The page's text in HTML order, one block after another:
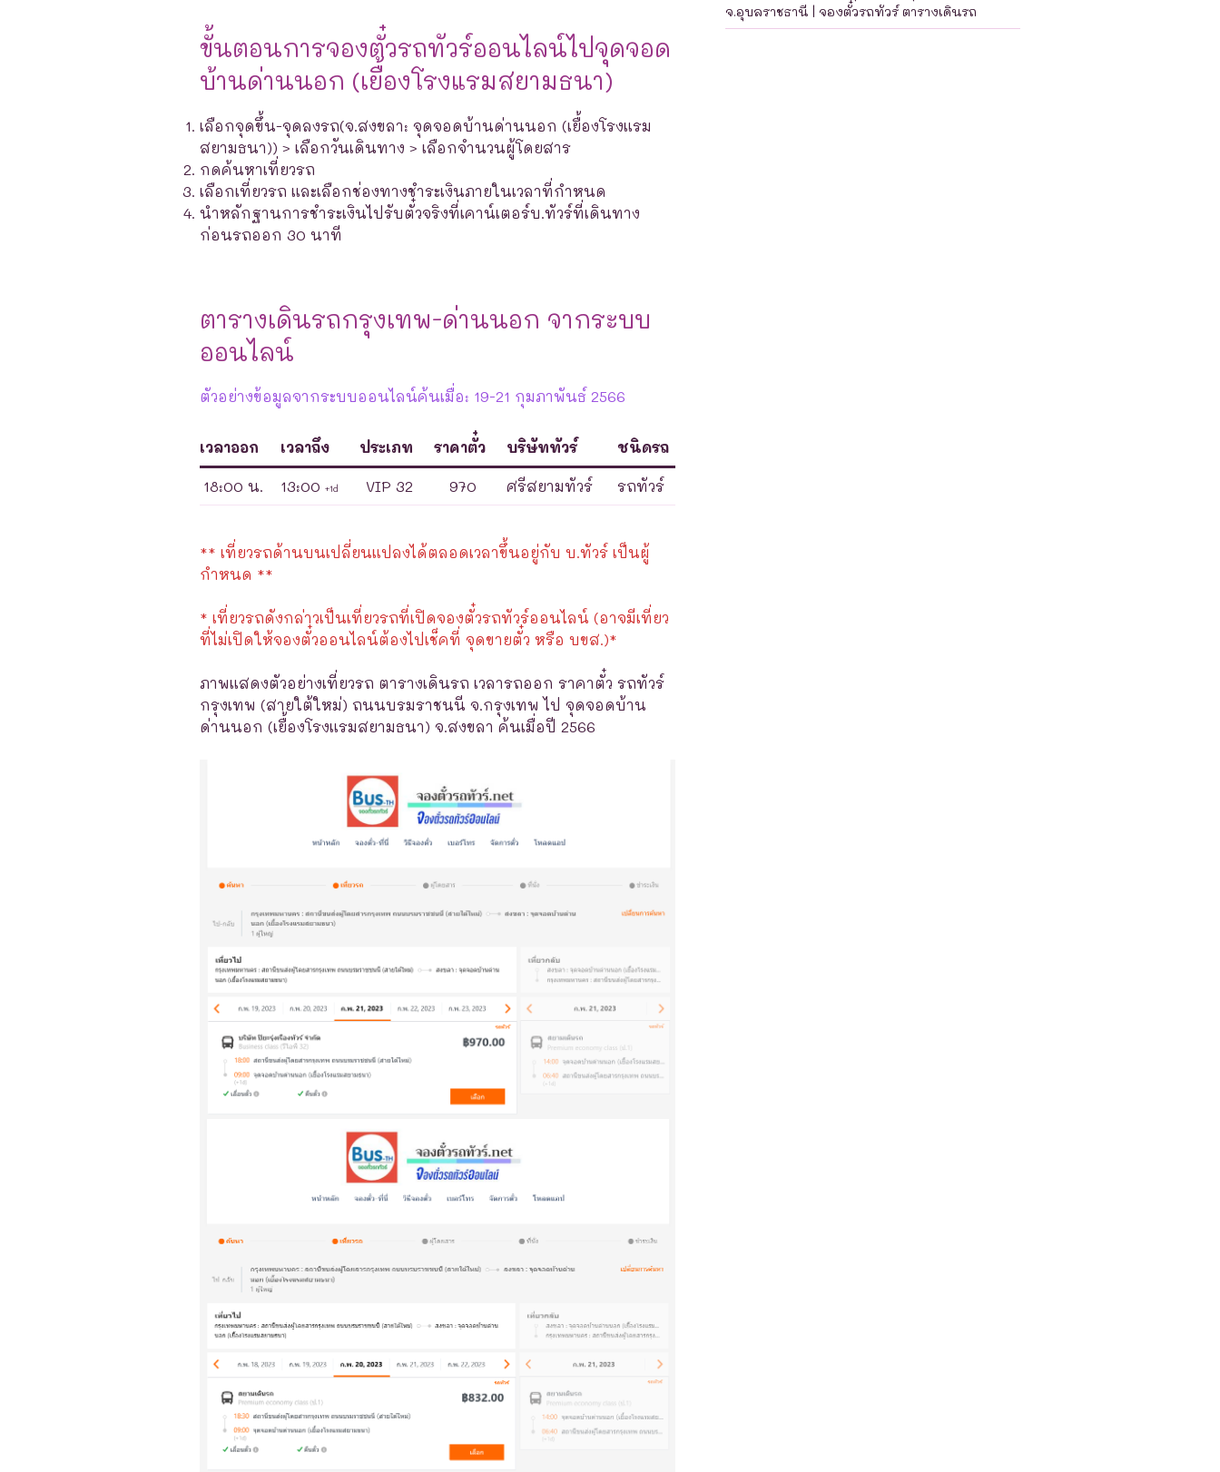
ขั้นตอนการจองตั๋วรถทัวร์ออนไลน์ไปจุดจอด
บ้านด่านนอก (เยื้องโรงแรมสยามธนา)
เลือกจุดขึ้น-จุดลงรถ(จ.สงขลา: จุดจอดบ้านด่านนอก (เยื้องโรงแรม
สยามธนา)) > เลือกวันเดินทาง > เลือกจำนวนผู้โดยสาร
กดค้นหาเที่ยวรถ
เลือกเที่ยวรถ และเลือกช่องทางชำระเงินภายในเวลาที่กำหนด
นำหลักฐานการชำระเงินไปรับตั๋วจริงที่เคาน์เตอร์บ.ทัวร์ที่เดินทาง
ก่อนรถออก 30 นาที
ตารางเดินรถกรุงเทพ-ด่านนอก จากระบบ
ออนไลน์
ตัวอย่างข้อมูลจากระบบออนไลน์ค้นเมื่อ: 19-21 กุมภาพันธ์ 2566
เวลาออก เวลาถึง ประเภท ราคาตั๋ว บริษัททัวร์ ชนิดรถ
18:00 น. 13:00 +1d VIP 32 970 ศรีสยามทัวร์ รถทัวร์
** เที่ยวรถด้านบนเปลี่ยนแปลงได้ตลอดเวลาขึ้นอยู่กับ บ.ทัวร์ เป็นผู้
กำหนด **
* เที่ยวรถดังกล่าวเป็นเที่ยวรถที่เปิดจองตั๋วรถทัวร์ออนไลน์ (อาจมีเที่ยว
ที่ไม่เปิดให้จองตั๋วออนไลน์ต้องไปเช็คที่ จุดขายตั๋ว หรือ บขส.)*
ภาพแสดงตัวอย่างเที่ยวรถ ตารางเดินรถ เวลารถออก ราคาตั๋ว รถทัวร์
กรุงเทพ (สายใต้ใหม่) ถนนบรมราชนนี จ.กรุงเทพ ไป จุดจอดบ้าน
ด่านนอก (เยื้องโรงแรมสยามธนา) จ.สงขลา ค้นเมื่อปี 2566
จ.อุบลราชธานี | จองตั๋วรถทัวร์ ตารางเดินรถ